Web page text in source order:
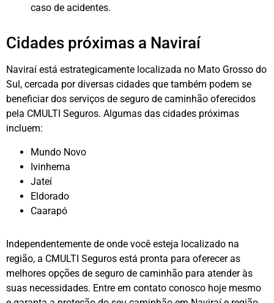
caso de acidentes.
Cidades próximas a Naviraí
Naviraí está estrategicamente localizada no Mato Grosso do
Sul, cercada por diversas cidades que também podem se
beneficiar dos serviços de seguro de caminhão oferecidos
pela CMULTI Seguros. Algumas das cidades próximas
incluem:
Mundo Novo
Ivinhema
Jateí
Eldorado
Caarapó
Independentemente de onde você esteja localizado na
região, a CMULTI Seguros está pronta para oferecer as
melhores opções de seguro de caminhão para atender às
suas necessidades. Entre em contato conosco hoje mesmo